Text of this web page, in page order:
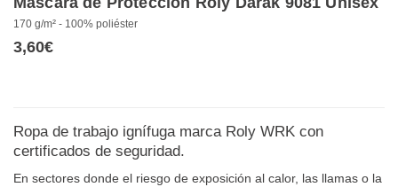
170 g/m² - 100% poliéster
3,60€
Ropa de trabajo ignífuga marca Roly WRK con
certificados de seguridad.
En sectores donde el riesgo de exposición al calor, las llamas o la